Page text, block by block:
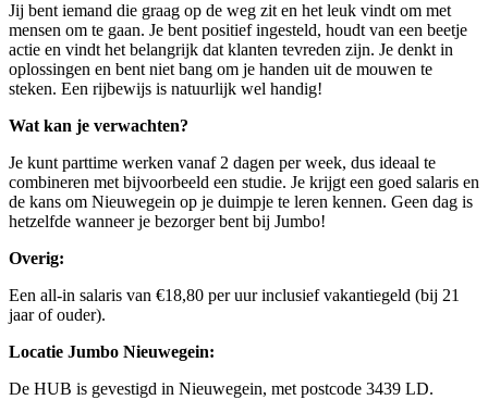
Jij bent iemand die graag op de weg zit en het leuk vindt om met
mensen om te gaan. Je bent positief ingesteld, houdt van een beetje
actie en vindt het belangrijk dat klanten tevreden zijn. Je denkt in
oplossingen en bent niet bang om je handen uit de mouwen te
steken. Een rijbewijs is natuurlijk wel handig!
Wat kan je verwachten?
Je kunt parttime werken vanaf 2 dagen per week, dus ideaal te
combineren met bijvoorbeeld een studie. Je krijgt een goed salaris en
de kans om Nieuwegein op je duimpje te leren kennen. Geen dag is
hetzelfde wanneer je bezorger bent bij Jumbo!
Overig:
Een all-in salaris van €18,80 per uur inclusief vakantiegeld (bij 21
jaar of ouder).
Locatie Jumbo Nieuwegein:
De HUB is gevestigd in Nieuwegein, met postcode 3439 LD.